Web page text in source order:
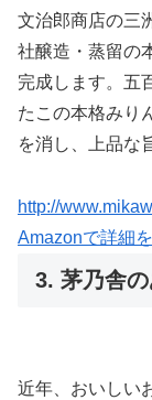
文治郎商店の三
社醸造・蒸留の
完成します。五
たこの本格みり
を消し、上品な
http://
Amazonで詳細
3. 茅乃舎
近年、おいしい